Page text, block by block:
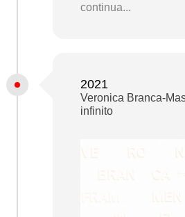
continua...
2021
Veronica Branca-
infinito